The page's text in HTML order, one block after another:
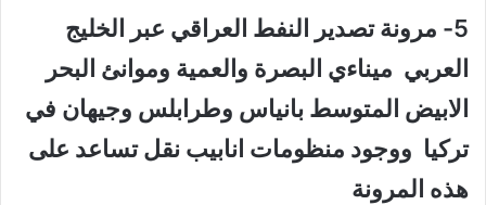
5- مرونة تصدير النفط العراقي عبر الخليج
العربي ميناءي البصرة والعمية وموانئ البحر
الابيض المتوسط بانياس وطرابلس وجيهان في
تركيا ووجود منظومات انابيب نقل تساعد على
هذه المرونة